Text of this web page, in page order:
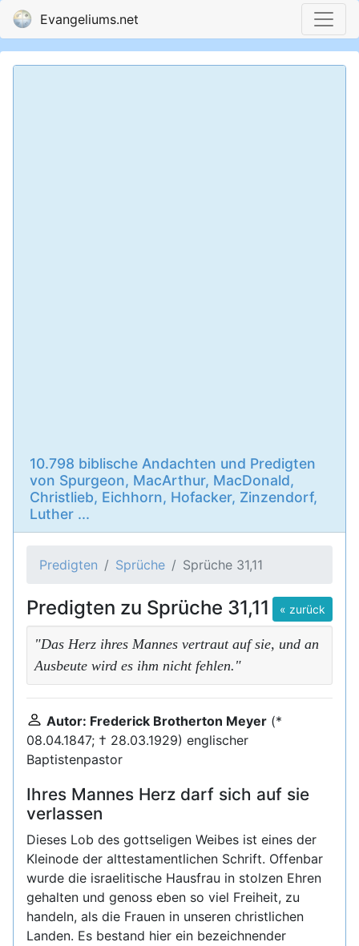
Evangeliums.net
10.798 biblische Andachten und Predigten
von Spurgeon, MacArthur, MacDonald,
Christlieb, Eichhorn, Hofacker, Zinzendorf,
Luther ...
Predigten Sprüche Sprüche 31,11
« zurück
Predigten zu Sprüche 31,11
"Das Herz ihres Mannes vertraut auf sie, und an
Ausbeute wird es ihm nicht fehlen."
Autor: Frederick Brotherton Meyer (*
08.04.1847; † 28.03.1929) englischer
Baptistenpastor
Ihres Mannes Herz darf sich auf sie
verlassen
Dieses Lob des gottseligen Weibes ist eines der
Kleinode der alttestamentlichen Schrift. Offenbar
wurde die israelitische Hausfrau in stolzen Ehren
gehalten und genoss eben so viel Freiheit, zu
handeln, als die Frauen in unseren christlichen
Landen. Es bestand hier ein bezeichnender